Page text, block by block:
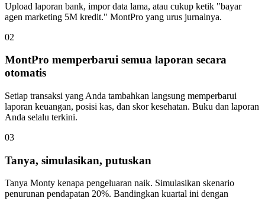
Upload laporan bank, impor data lama, atau cukup ketik "bayar
agen marketing 5M kredit." MontPro yang urus jurnalnya.
02
MontPro memperbarui semua laporan secara
otomatis
Setiap transaksi yang Anda tambahkan langsung memperbarui
laporan keuangan, posisi kas, dan skor kesehatan. Buku dan laporan
Anda selalu terkini.
03
Tanya, simulasikan, putuskan
Tanya Monty kenapa pengeluaran naik. Simulasikan skenario
penurunan pendapatan 20%. Bandingkan kuartal ini dengan